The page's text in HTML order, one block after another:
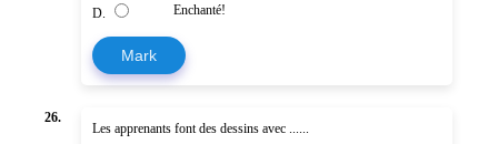
D. Enchanté!
Mark
26.
Les apprenants font des dessins avec ......